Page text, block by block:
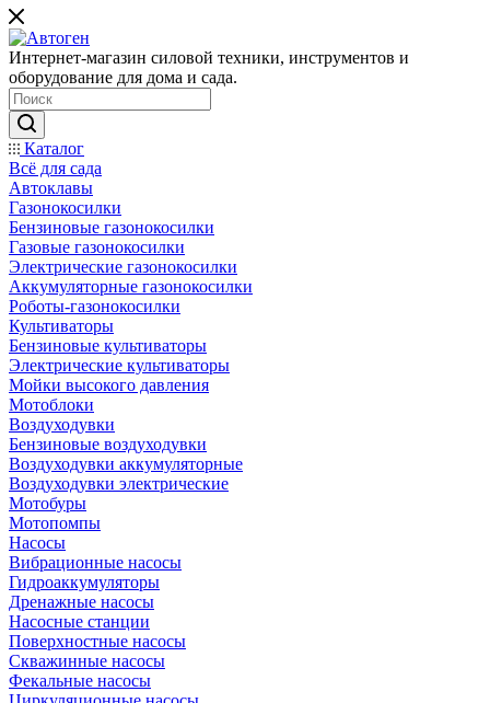
Интернет-магазин силовой техники, инструментов и
оборудование для дома и сада.
Каталог
Всё для сада
Автоклавы
Газонокосилки
Бензиновые газонокосилки
Газовые газонокосилки
Электрические газонокосилки
Аккумуляторные газонокосилки
Роботы-газонокосилки
Культиваторы
Бензиновые культиваторы
Электрические культиваторы
Мойки высокого давления
Мотоблоки
Воздуходувки
Бензиновые воздуходувки
Воздуходувки аккумуляторные
Воздуходувки электрические
Мотобуры
Мотопомпы
Насосы
Вибрационные насосы
Гидроаккумуляторы
Дренажные насосы
Насосные станции
Поверхностные насосы
Скважинные насосы
Фекальные насосы